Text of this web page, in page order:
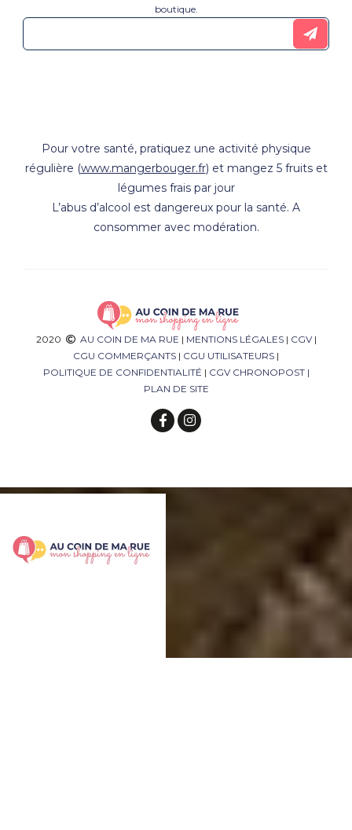
boutique.
Pour votre santé, pratiquez une activité physique
régulière (www.mangerbouger.fr) et mangez 5 fruits et
légumes frais par jour
L’abus d’alcool est dangereux pour la santé. A
consommer avec modération.
2020 AU COIN DE MA RUE | MENTIONS LÉGALES| CGV|
CGU COMMERÇANTS | CGU UTILISATEURS |
POLITIQUE DE CONFIDENTIALITÉ | CGV CHRONOPOST |
PLAN DE SITE